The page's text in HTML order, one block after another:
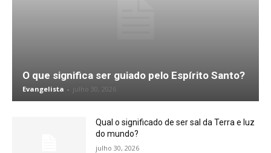
O que significa ser guiado pelo Espírito Santo?
Evangelista - julho 30, 2026
Qual o significado de ser sal da Terra e luz
do mundo?
julho 30, 2026